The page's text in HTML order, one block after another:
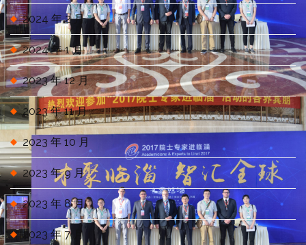
2024 年 2 月
2024 年 1 月
2023 年 12 月
2023 年 11 月
2023 年 10 月
2023 年 9 月
2023 年 8 月
2023 年 7 月